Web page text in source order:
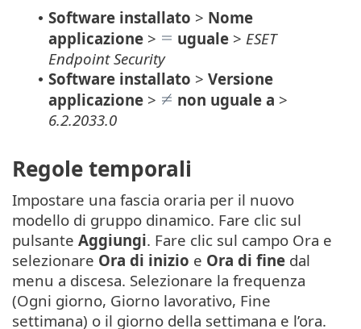
• Software installato > Nome
applicazione > uguale > ESET
Endpoint Security
• Software installato > Versione
applicazione > non uguale a >
6.2.2033.0
Regole temporali
Impostare una fascia oraria per il nuovo
modello di gruppo dinamico. Fare clic sul
pulsante Aggiungi. Fare clic sul campo Ora e
selezionare Ora di inizio e Ora di fine dal
menu a discesa. Selezionare la frequenza
(Ogni giorno, Giorno lavorativo, Fine
settimana) o il giorno della settimana e l’ora.